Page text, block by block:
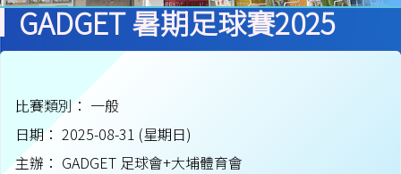
GADGET 暑期足球賽2025
比賽類別： 一般
日期： 2025-08-31 (星期日)
主辦： GADGET 足球會+大埔體育會